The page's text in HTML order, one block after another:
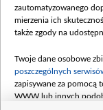
Data
kwiecień
czerwca
zautomatyzowanego
mierzenia ich
także zgody na
Twoje dane osobowe
poszczególnych
zapisywane za pomocą
WWW lub innych